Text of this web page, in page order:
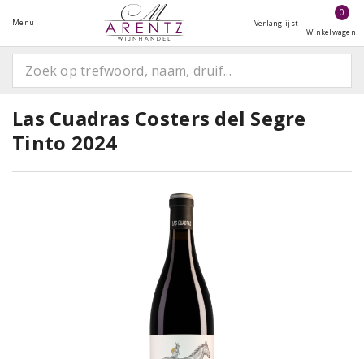
Menu Verlanglijst
0
Winkelwagen
Las Cuadras Costers del Segre
Tinto 2024